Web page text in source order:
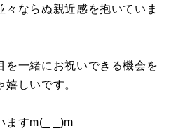
々ならぬ親近感を抱いていま
を一緒にお祝いできる機会を
しいです。
ますm(_ _)m